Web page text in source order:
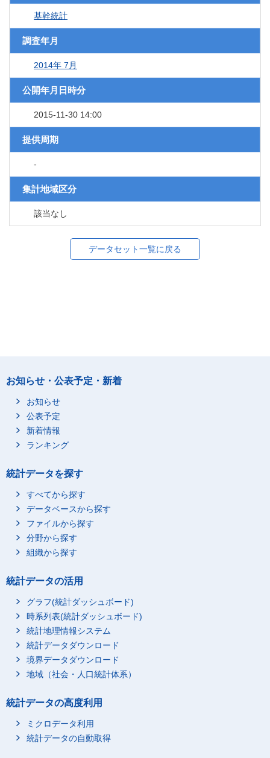
基幹統計
調査年月
2014年 7月
公開年月日時分
2015-11-30 14:00
提供周期
-
集計地域区分
該当なし
データセット一覧に戻る
お知らせ・公表予定・新着
お知らせ
公表予定
新着情報
ランキング
統計データを探す
すべてから探す
データベースから探す
ファイルから探す
分野から探す
組織から探す
統計データの活用
グラフ(統計ダッシュボード)
時系列表(統計ダッシュボード)
統計地理情報システム
統計データダウンロード
境界データダウンロード
地域（社会・人口統計体系）
統計データの高度利用
ミクロデータ利用
統計データの自動取得